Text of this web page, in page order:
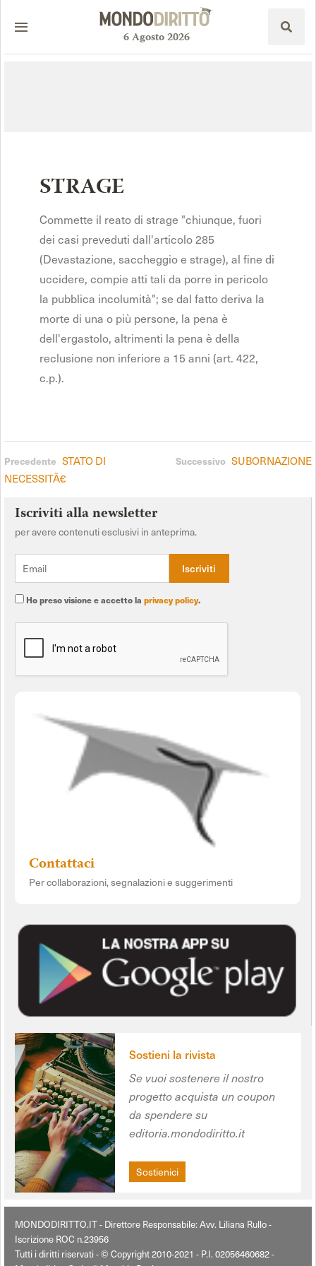
6Agosto2026
STRAGE
Commette il reato di strage "chiunque, fuori
dei casi preveduti dall'articolo 285
(Devastazione, saccheggio e strage), al fine di
uccidere, compie atti tali da porre in pericolo
la pubblica incolumità"; se dal fatto deriva la
morte di una o più persone, la pena è
dell'ergastolo, altrimenti la pena è della
reclusione non inferiore a 15 anni (art. 422,
c.p.).
Precedente STATO DI
NECESSITÃ€
Successivo SUBORNAZIONE
Iscriviti alla newsletter
per avere contenuti esclusivi in anteprima.
Ho preso visione e accetto la privacy policy.
Contattaci
Per collaborazioni, segnalazioni e suggerimenti
Sostieni la rivista
Se vuoi sostenere il nostro
progetto acquista un coupon
da spendere su
editoria.mondodiritto.it
Sostienici
MONDODIRITTO.IT - Direttore Responsabile: Avv. Liliana Rullo -
Iscrizione ROC n.23956
Tutti i diritti riservati - © Copyright 2010-2021 - P.I. 02056460682 -